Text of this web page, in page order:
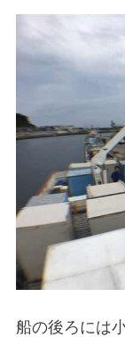
船の後ろには